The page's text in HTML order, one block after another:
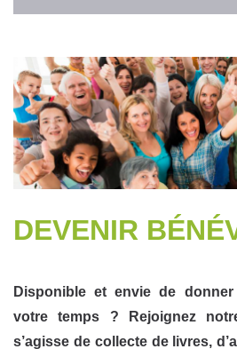
DEVENIR
Disponible et envie de
votre temps ? Rejoignez
s’agisse de collecte de livres,